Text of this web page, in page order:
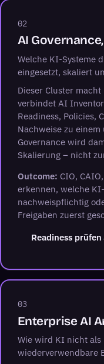
02
AI
Welche KI-Systeme
eingesetzt, skaliert
Dieser Cluster
verbindet AI
Readiness, Policies,
Nachweise zu
Governance wird
Skalierung – nicht
Outcome: CIO,
erkennen, welche
nachweispflichtig
Freigaben zuerst
Readiness prüfen
03
Enterprise AI
Wie wird KI nicht als
wiederverwendbare